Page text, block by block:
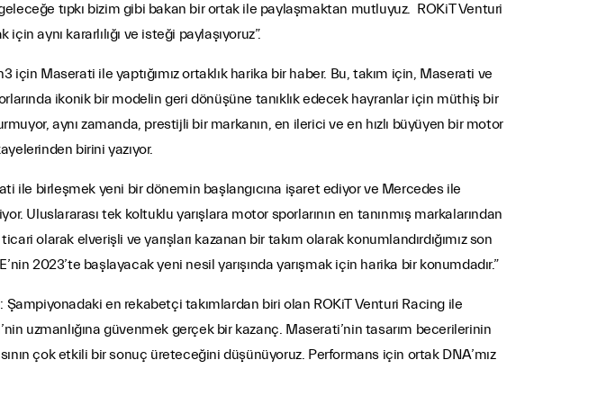
tıpkı bizim gibi bakan bir ortak ile paylaşmaktan mutluyuz. ROKiT Venturi
aynı kararlılığı ve isteği paylaşıyoruz”.
için Maserati ile yaptığımız ortaklık harika bir haber. Bu, takım için, Maserati ve
ikonik bir modelin geri dönüşüne tanıklık edecek hayranlar için müthiş bir
aynı zamanda, prestijli bir markanın, en ilerici ve en hızlı büyüyen bir motor
birini yazıyor.
ile birleşmek yeni bir dönemin başlangıcına işaret ediyor ve Mercedes ile
Uluslararası tek koltuklu yarışlara motor sporlarının en tanınmış markalarından
olarak elverişli ve yarışları kazanan bir takım olarak konumlandırdığımız son
2023’te başlayacak yeni nesil yarışında yarışmak için harika bir konumdadır.”
Şampiyonadaki en rekabetçi takımlardan biri olan ROKiT Venturi Racing ile
uzmanlığına güvenmek gerçek bir kazanç. Maserati’nin tasarım becerilerinin
çok etkili bir sonuç üreteceğini düşünüyoruz. Performans için ortak DNA’mız